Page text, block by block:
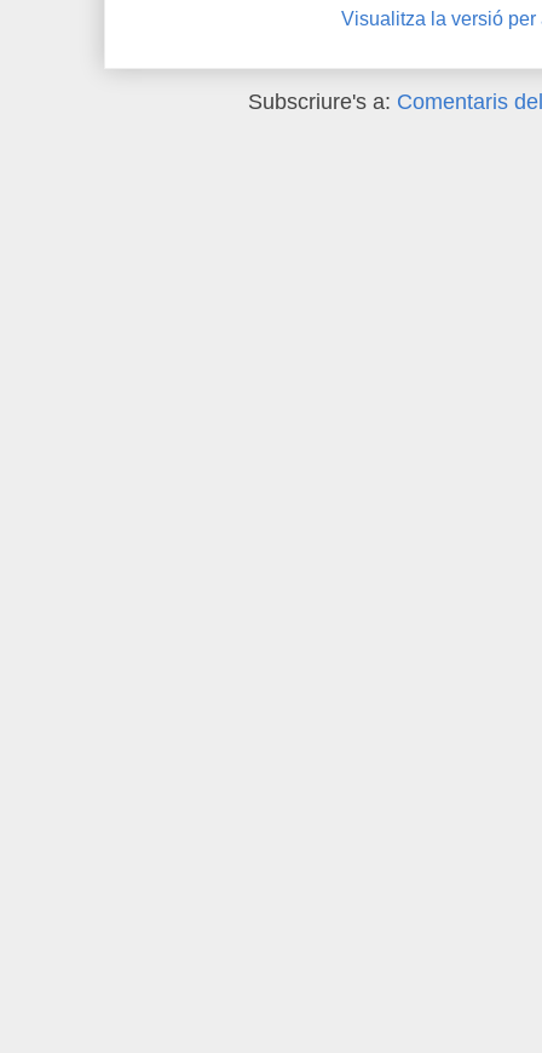
Visualitza la versió per
Subscriure's a: Comentaris